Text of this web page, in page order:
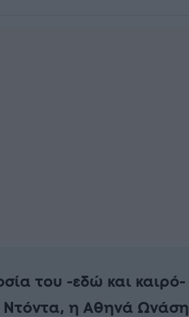
του -εδώ και καιρό-
η Αθηνά Ωνάση